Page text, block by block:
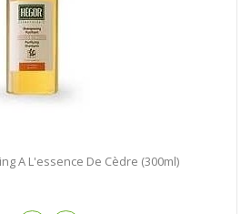
A L'essence De Cèdre (300ml)